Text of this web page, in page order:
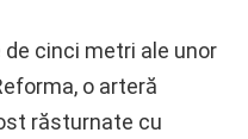
cinci metri ale unor
o arteră
răsturnate cu